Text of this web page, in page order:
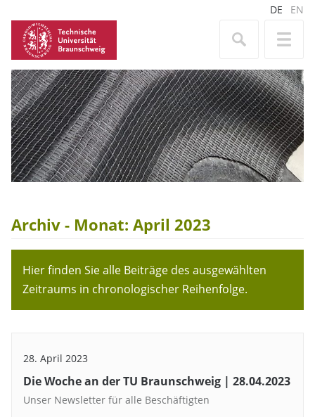
DE EN
Archiv - Monat: April 2023
Hier finden Sie alle Beiträge des ausgewählten
Zeitraums in chronologischer Reihenfolge.
28. April 2023
Die Woche an der TU Braunschweig | 28.04.2023
Unser Newsletter für alle Beschäftigten